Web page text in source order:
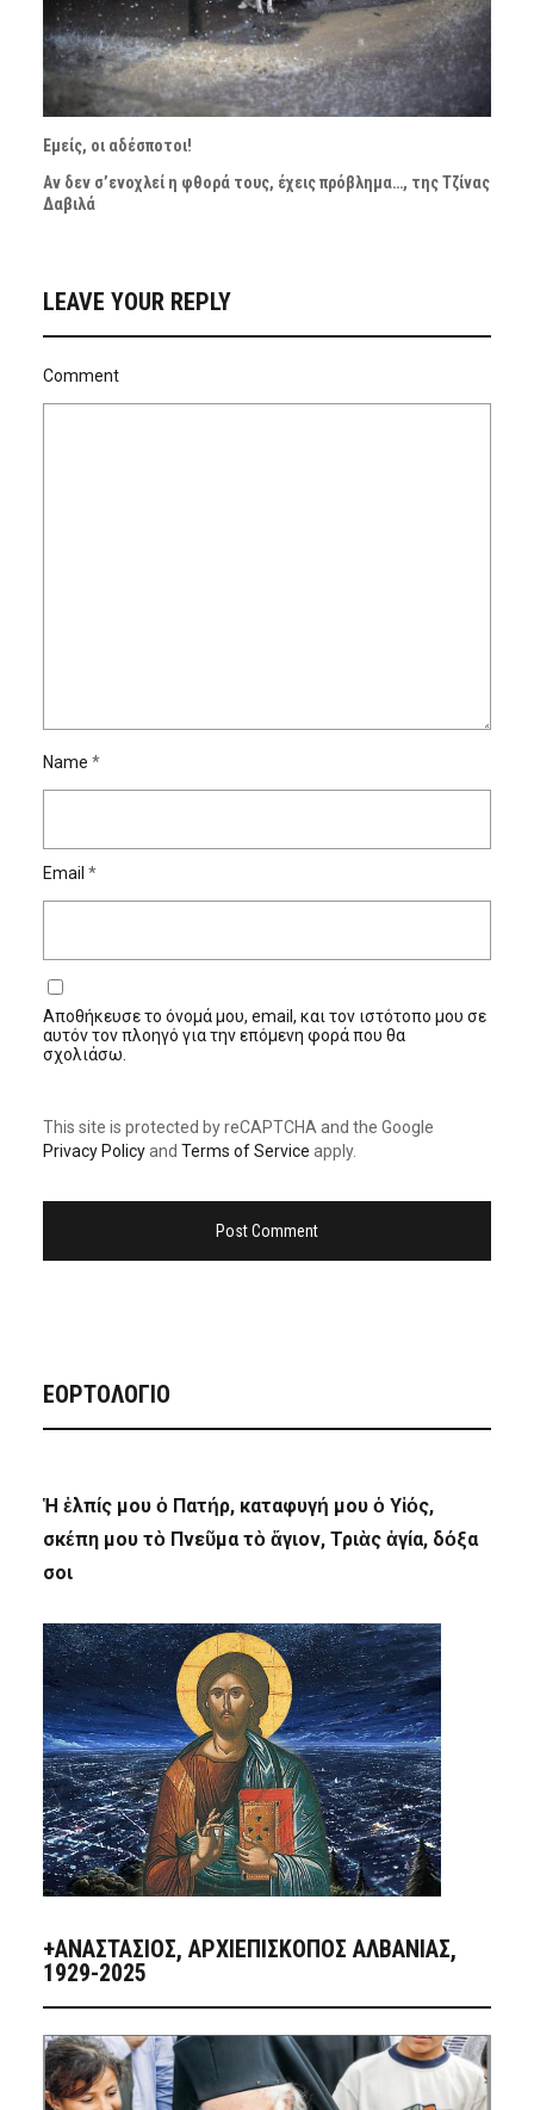
Εμείς, οι αδέσποτοι!
Αν δεν σ’ενοχλεί η φθορά τους, έχεις πρόβλημα…, της Τζίνας
Δαβιλά
LEAVE YOUR REPLY
Comment
Name *
Email *
Αποθήκευσε το όνομά μου, email, και τον ιστότοπο μου σε
αυτόν τον πλοηγό για την επόμενη φορά που θα
σχολιάσω.
This site is protected by reCAPTCHA and the Google
Privacy Policyand Terms of Service apply.
ΕΟΡΤΟΛΟΓΙΟ
Ἡ ἐλπίς μου ὁ Πατήρ, καταφυγή μου ὁ Υἱός,
σκέπη μου τὸ Πνεῦμα τὸ ἅγιον, Τριὰς ἁγία, δόξα
σοι
+ΑΝΑΣΤΆΣΙΟΣ, ΑΡΧΙΕΠΊΣΚΟΠΟΣ ΑΛΒΑΝΊΑΣ,
1929-2025